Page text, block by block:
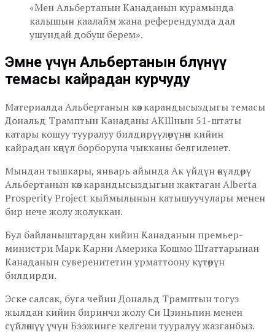
«Мен Альбертанын Канаданын курамында
калышын каалайм жана референдумда дал
ушундай добуш берем».
Эмне үчүн Альбертанын бөлүнүү
темасы кайрадан курчуду
Материалда Альбертанын көз карандысыздыгы темасы
Дональд Трамптын Канаданы АКШнын 51-штаты
катары кошуу тууралуу билдирүүлөрүнөн кийин
кайрадан көңүл борборуна чыкканы белгиленет.
Мындан тышкары, январь айында Ак үйдүн өкүлдөрү
Альбертанын көз карандысыздыгын жактаган Alberta
Prosperity Project кыймылынын катышуучулары менен
бир нече жолу жолуккан.
Бул байланыштардан кийин Канаданын премьер-
министри Марк Карни Америка Кошмо Штаттарынан
Канаданын суверенитетин урматтоону күтөрүн
билдирди.
Эске салсак, буга чейин Дональд Трамптын тогуз
жылдан кийин биринчи жолу Си Цзиньпин менен
сүйлөшүү үчүн Бээжинге келгени тууралуу жазганбыз.